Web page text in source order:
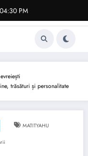
PM
trăsături și personalitate
MATITYAHU